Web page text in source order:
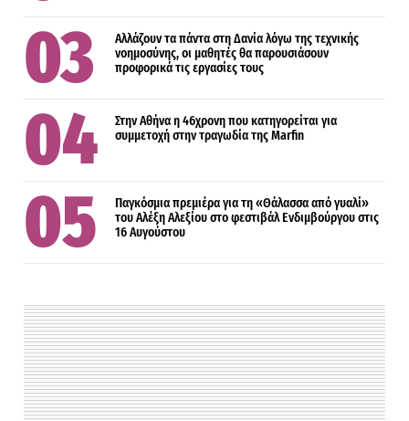
Αλλάζουν τα πάντα στη Δανία λόγω της τεχνικής
νοημοσύνης, οι μαθητές θα παρουσιάσουν
προφορικά τις εργασίες τους
Στην Αθήνα η 46χρονη που κατηγορείται για
συμμετοχή στην τραγωδία της Marfin
Παγκόσμια πρεμιέρα για τη «Θάλασσα από γυαλί»
του Αλέξη Αλεξίου στο φεστιβάλ Ενδιμβούργου στις
16 Αυγούστου